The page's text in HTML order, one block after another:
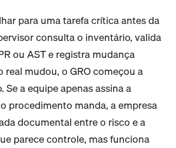
para uma tarefa crítica antes da
consulta o inventário, valida
ou AST e registra mudança
mudou, o GRO começou a
Se a equipe apenas assina a
procedimento manda, a empresa
documental entre o risco e a
parece controle, mas funciona